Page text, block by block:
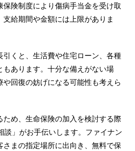
険制度により傷病手当金を受け取
給期間や金額には上限がありま
引くと、生活費や住宅ローン、各種
もあります。十分な備えがない場
回復の妨げになる可能性も考えら
ため、生命保険の加入を検討する際
談」がお手伝いします。ファイナン
さまの指定場所に出向き、無料で保